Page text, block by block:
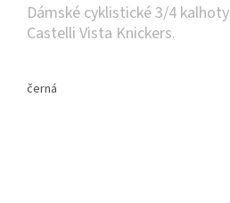
Dámské cyklistické 3/4 kalhoty
Castelli Vista Knickers.
černá